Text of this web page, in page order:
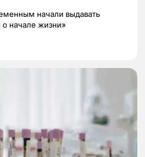
начали выдавать
о начале жизни»